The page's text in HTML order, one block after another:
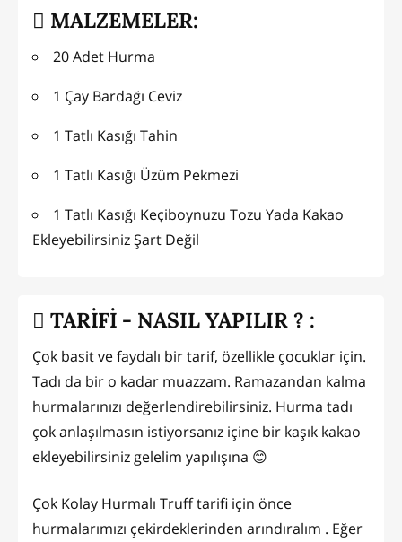
MALZEMELER:
20 Adet Hurma
1 Çay Bardağı Ceviz
1 Tatlı Kasığı Tahin
1 Tatlı Kasığı Üzüm Pekmezi
1 Tatlı Kasığı Keçiboynuzu Tozu Yada Kakao
Ekleyebilirsiniz Şart Değil
TARİFİ - NASIL YAPILIR ? :
Çok basit ve faydalı bir tarif, özellikle çocuklar için.
Tadı da bir o kadar muazzam. Ramazandan kalma
hurmalarınızı değerlendirebilirsiniz. Hurma tadı
çok anlaşılmasın istiyorsanız içine bir kaşık kakao
ekleyebilirsiniz gelelim yapılışına 😊
Çok Kolay Hurmalı Truff tarifi için önce
hurmalarımızı çekirdeklerinden arındıralım . Eğer